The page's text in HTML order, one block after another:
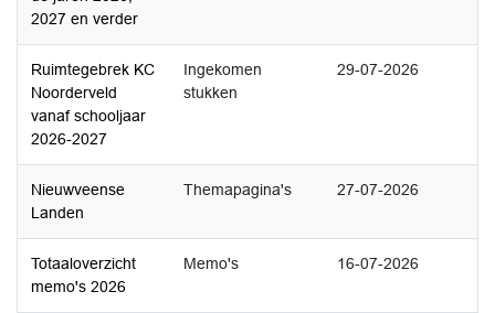
2027 en verder
Ruimtegebrek KC
Noorderveld
vanaf schooljaar
2026-2027
Ingekomen
stukken
29-07-2026
Nieuwveense
Landen
Themapagina's 27-07-2026
Totaaloverzicht
memo's 2026
Memo's 16-07-2026